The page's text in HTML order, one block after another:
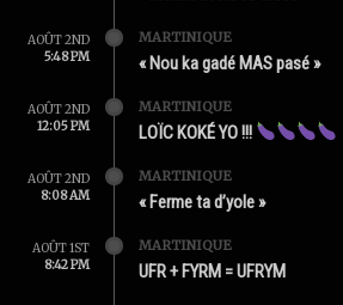
AOÛT 2ND
5:48 PM
MARTINIQUE
« Nou ka gadé MAS pasé »
AOÛT 2ND
12:05 PM
MARTINIQUE
LOÏC KOKÉ YO !!!
AOÛT 2ND
8:08 AM
MARTINIQUE
« Ferme ta d’yole »
AOÛT 1ST
8:42 PM
MARTINIQUE
UFR + FYRM = UFRYM